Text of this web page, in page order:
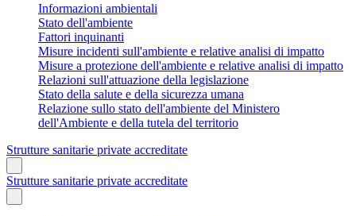
Informazioni ambientali
Stato dell'ambiente
Fattori inquinanti
Misure incidenti sull'ambiente e relative analisi di impatto
Misure a protezione dell'ambiente e relative analisi di impatto
Relazioni sull'attuazione della legislazione
Stato della salute e della sicurezza umana
Relazione sullo stato dell'ambiente del Ministero
dell'Ambiente e della tutela del territorio
Strutture sanitarie private accreditate
Strutture sanitarie private accreditate